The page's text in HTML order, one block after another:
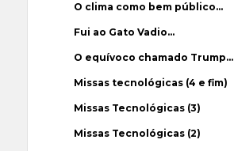
O clima como bem público…
Fui ao Gato Vadio…
O equívoco chamado Trump…
Missas tecnológicas (4 e fim)
Missas Tecnológicas (3)
Missas Tecnológicas (2)